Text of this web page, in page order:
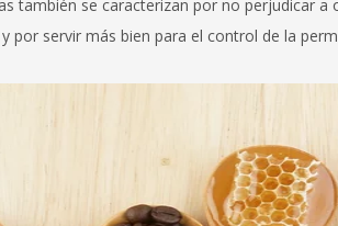
también se caracterizan por no perjudicar
por servir más bien para el control de la